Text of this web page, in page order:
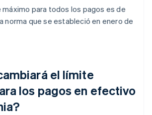
máximo para todos los pagos es de
norma que se estableció en enero de
el límite
los pagos en efectivo